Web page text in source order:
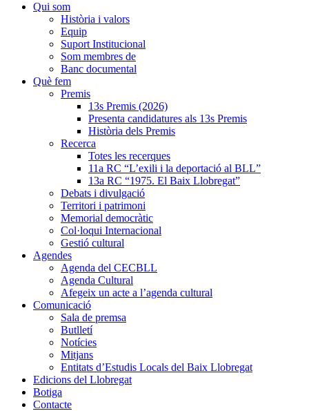
Qui som
Història i valors
Equip
Suport Institucional
Som membres de
Banc documental
Què fem
Premis
13s Premis (2026)
Presenta candidatures als 13s Premis
Història dels Premis
Recerca
Totes les recerques
11a RC “L’exili i la deportació al BLL”
13a RC “1975. El Baix Llobregat”
Debats i divulgació
Territori i patrimoni
Memorial democràtic
Col·loqui Internacional
Gestió cultural
Agendes
Agenda del CECBLL
Agenda Cultural
Afegeix un acte a l’agenda cultural
Comunicació
Sala de premsa
Butlletí
Notícies
Mitjans
Entitats d’Estudis Locals del Baix Llobregat
Edicions del Llobregat
Botiga
Contacte